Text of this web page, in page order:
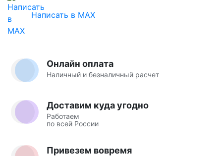
Написать в MAX
Онлайн оплата
Наличный и безналичный расчет
Доставим куда угодно
Работаем
по всей России
Привезем вовремя